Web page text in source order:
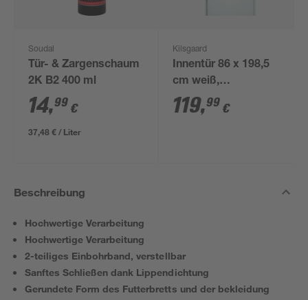
Soudal
Tür- & Zargenschaum
2K B2 400 ml
14,99 €
37,48 € / Liter
Kilsgaard
Innentür 86 x 198,5
cm weiß,
Linksanschlag
119,99 €
Beschreibung
Hochwertige Verarbeitung
Hochwertige Verarbeitung
2-teiliges Einbohrband, verstellbar
Sanftes Schließen dank Lippendichtung
Gerundete Form des Futterbretts und der bekleidung